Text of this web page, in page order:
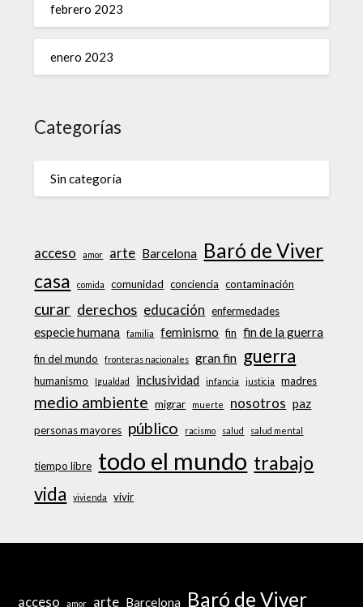
febrero 2023
enero 2023
Categorías
Sin categoría
acceso amor arte Barcelona Baró de Viver
casa comida comunidad conciencia contaminación
curar derechos educación enfermedades
especie humana familia feminismo fin fin de la guerra
fin del mundo fronteras nacionales gran fin guerra
humanismo Igualdad inclusividad infancia justicia madres
medio ambiente migrar muerte nosotros paz
personas mayores público racismo salud salud mental
tiempo libre todo el mundo trabajo
vida vivienda vivir
acceso amor arte Barcelona Baró de Viver